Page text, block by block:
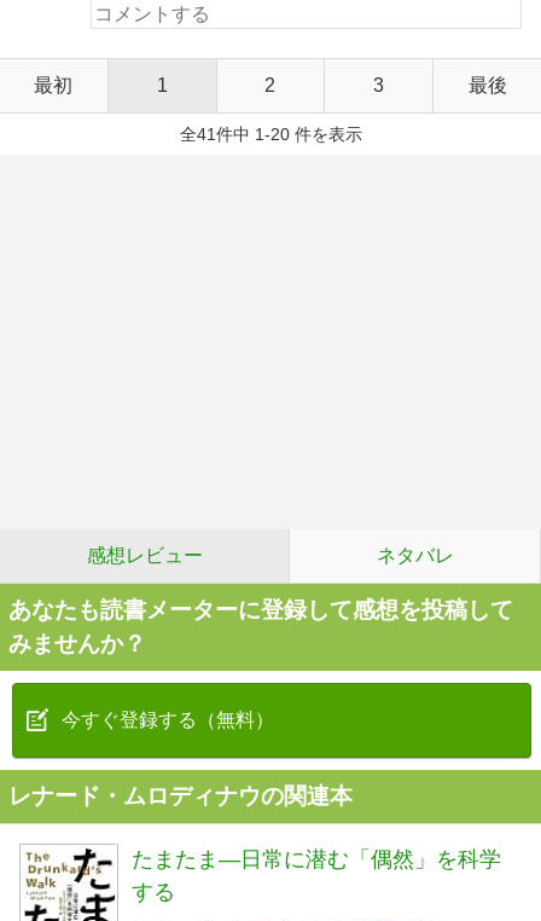
最初 1 2 3 最後
全41件中 1-20 件を表示
感想レビュー ネタバレ
あなたも読書メーターに登録して感想を投稿して
みませんか？
今すぐ登録する（無料）
レナード・ムロディナウの関連本
たまたま―日常に潜む「偶然」を科学
する